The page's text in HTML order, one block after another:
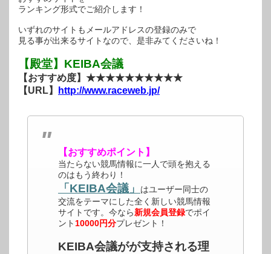
ランキング形式でご紹介します！
いずれのサイトもメールアドレスの登録のみで
見る事が出来るサイトなので、是非みてくださいね！
【殿堂】KEIBA会議
【おすすめ度】★★★★★★★★★★
【URL】
http://www.raceweb.jp/
【おすすめポイント】
当たらない競馬情報に一人で頭を抱える
のはもう終わり！
「KEIBA会議」
はユーザー同士の
交流をテーマにした全く新しい競馬情報
サイトです。今なら新規会員登録でポイ
ント 10000円分プレゼント！
KEIBA会議がが支持される理